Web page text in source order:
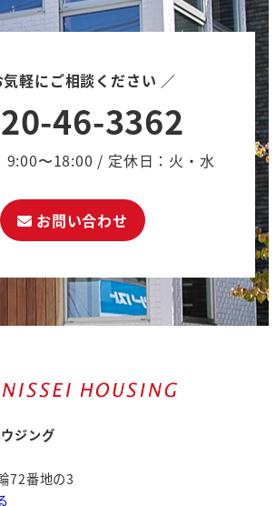
軽にご相談ください ／
46-3362
9:00〜18:00 / 定休日：火・水
お問い合わせ
ジング
72番地の3